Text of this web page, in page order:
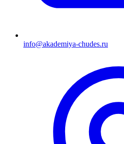
info@akademiya-chudes.ru